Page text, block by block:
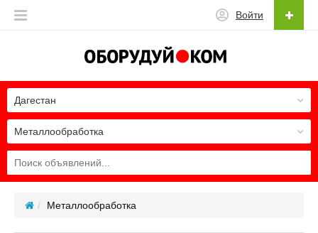
Войти
Металлообработка
Дагестан
Металлообработка